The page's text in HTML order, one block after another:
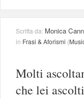
Scritta da: Monica
in Frasi & Aforismi (
Molti
che lei